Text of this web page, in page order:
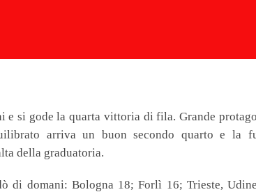
e si gode la quarta vittoria di fila. Grande
arriva un buon secondo quarto e la
della graduatoria.
di domani: Bologna 18; Forlì 16; Trieste,